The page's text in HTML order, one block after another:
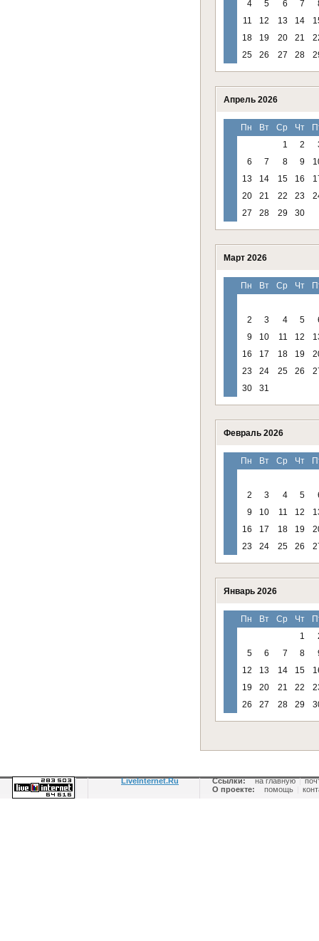
4
5 6 7
11
12 13 14
18
19 20 21
25
26 27 28
Апрель 2026
Пн Вт Ср Чт
1
2
6
7 8 9
13
14 15 16
20
21 22 23
27
28 29 30
Март 2026
Пн Вт Ср Чт
2 3 4 5
9
10 11 12
16
17 18 19
23
24 25 26
30
31
Февраль 2026
Пн Вт Ср Чт
2 3 4 5
9
10 11 12
16
17 18 19
23
24 25 26
Январь 2026
Пн Вт Ср Чт
1
5
6 7 8
12
13 14 15
19
20 21 22
26
27 28 29
LiveInternet.Ru Ссылки: на главную |
О проекте:
помощь